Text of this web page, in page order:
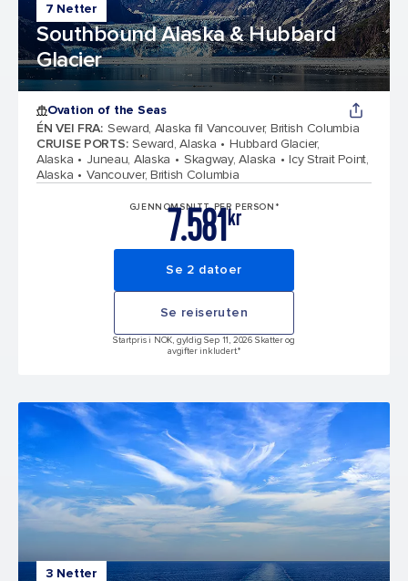
7 Netter
Southbound Alaska & Hubbard
Glacier
Ovation of the Seas
ÉN VEI FRA: Seward, Alaska fil Vancouver, British Columbia
CRUISE PORTS: Seward, Alaska
Hubbard Glacier,
Alaska
Juneau, Alaska Skagway, Alaska
Icy Strait Point,
Alaska
Vancouver, British Columbia
GJENNOMSNITT PER PERSON*
kr
7.581
Se 2 datoer
Se reiseruten
Startpris i NOK, gyldig Sep 11, 2026 Skatter og
avgifter inkludert.*
3 Netter